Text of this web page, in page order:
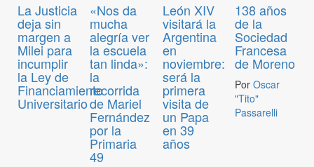
La Justicia
deja sin
margen a
Milei para
incumplir
la Ley de
Financiamiento
Universitario
«Nos da
mucha
alegría ver
la escuela
tan linda»:
la
recorrida
de Mariel
Fernández
por la
Primaria
49
León XIV
visitará la
Argentina
en
noviembre:
será la
primera
visita de
un Papa
en 39
años
138 años
de la
Sociedad
Francesa
de Moreno
Por Oscar
"Tito"
Passarelli